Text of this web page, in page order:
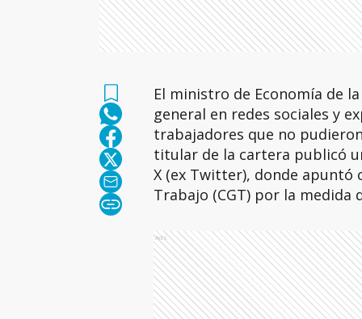
El ministro de Economía de
general en redes sociales y
trabajadores que no
titular de la cartera publicó
X (ex Twitter), donde apuntó
Trabajo (CGT) por la medida
Ads